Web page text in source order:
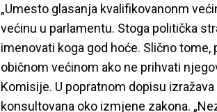
„Umesto glasanja kvalifikovanonm
većinu u parlamentu. Stoga politička
imenovati koga god hoće. Slično
običnom većinom ako ne prihvati
Komisije. U popratnom dopisu
konsultovana oko izmjene zakona.